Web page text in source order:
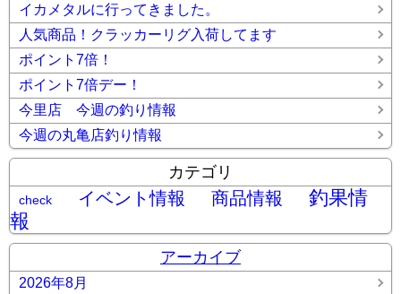
イカメタルに行ってきました。
人気商品！クラッカーリグ入荷してます
ポイント7倍！
ポイント7倍デー！
今里店 今週の釣り情報
今週の丸亀店釣り情報
カテゴリ
check イベント情報 商品情報
釣果情
報
アーカイブ
2026年8月